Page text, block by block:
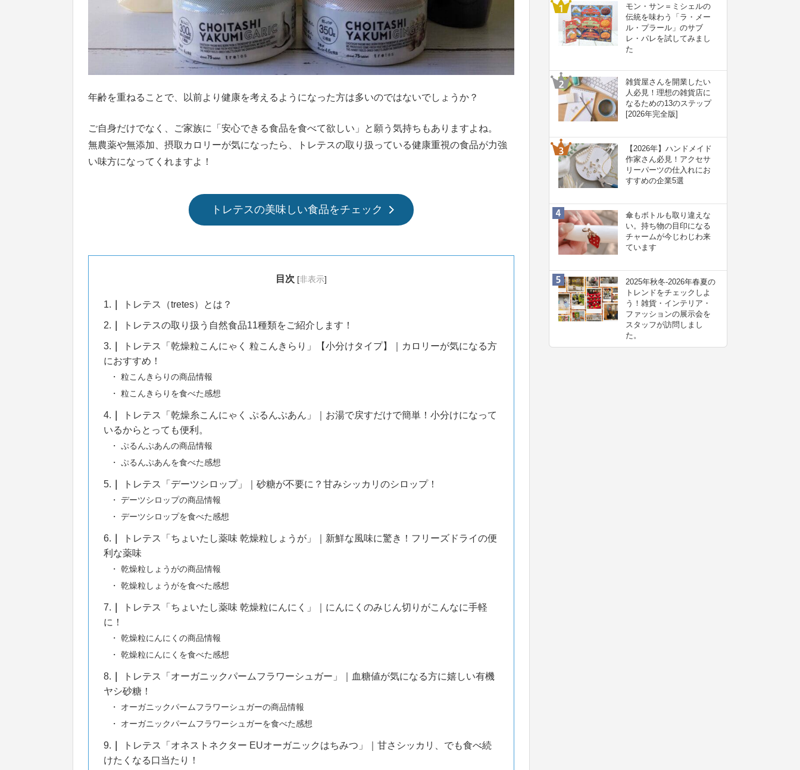
年齢を重ねることで、以前より健康を考えるようになった方は多いのではないでしょうか？
ご自身だけでなく、ご家族に「安心できる食品を食べて欲しい」と願う気持ちもありますよね。
無農薬や無添加、摂取カロリーが気になったら、トレテスの取り扱っている健康重視の食品が力強
い味方になってくれますよ！
トレテスの美味しい食品をチェック
目次 [非表示]
1. トレテス（tretes）とは？
2. トレテスの取り扱う自然食品11種類をご紹介します！
3.
トレテス「乾燥粒こんにゃく 粒こんきらり」【小分けタイプ】｜カロリーが気になる方
におすすめ！
粒こんきらりの商品情報
粒こんきらりを食べた感想
4.
トレテス「乾燥糸こんにゃく ぷるんぷあん」｜お湯で戻すだけで簡単！小分けになって
いるからとっても便利。
ぷるんぷあんの商品情報
ぷるんぷあんを食べた感想
5. トレテス「デーツシロップ」｜砂糖が不要に？甘みシッカリのシロップ！
デーツシロップの商品情報
デーツシロップを食べた感想
6.
トレテス「ちょいたし薬味 乾燥粒しょうが」｜新鮮な風味に驚き！フリーズドライの便
利な薬味
乾燥粒しょうがの商品情報
乾燥粒しょうがを食べた感想
7.
トレテス「ちょいたし薬味 乾燥粒にんにく」｜にんにくのみじん切りがこんなに手軽
に！
乾燥粒にんにくの商品情報
乾燥粒にんにくを食べた感想
8.
トレテス「オーガニックパームフラワーシュガー」｜血糖値が気になる方に嬉しい有機
ヤシ砂糖！
オーガニックパームフラワーシュガーの商品情報
オーガニックパームフラワーシュガーを食べた感想
9.
トレテス「オネストネクター EUオーガニックはちみつ」｜甘さシッカリ、でも食べ続
けたくなる口当たり！
モン・サン＝ミシェルの
伝統を味わう「ラ・メー
ル・プラール」のサブ
レ・パレを試してみまし
た
雑貨屋さんを開業したい
人必見！理想の雑貨店に
なるための13のステップ
[2026年完全版]
【2026年】ハンドメイド
作家さん必見！アクセサ
リーパーツの仕入れにお
すすめの企業5選
傘もボトルも取り違えな
い。持ち物の目印になる
チャームが今じわじわ来
ています
2025年秋冬-2026年春夏の
トレンドをチェックしよ
う！雑貨・インテリア・
ファッションの展示会を
スタッフが訪問しまし
た。